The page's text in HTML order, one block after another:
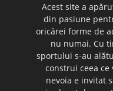
Acest site a
din pasiune
oricărei forme de
nu numai. Cu
sportului s-au
construi ceea
nevoia e invitat